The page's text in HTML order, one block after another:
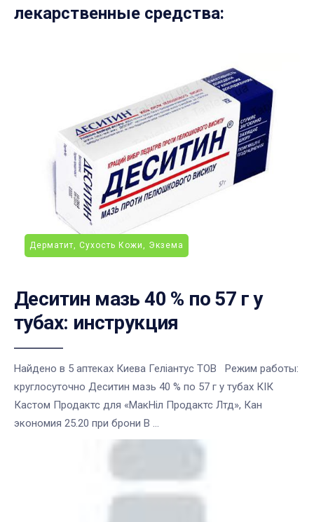
лекарственные средства:
Дерматит, Сухость Кожи, Экзема
Деситин мазь 40 % по 57 г у
тубах: инструкция
Найдено в 5 аптеках Киева Геліантус ТОВ Режим работы:
круглосуточно Деситин мазь 40 % по 57 г у тубах КІК
Кастом Продактс для «МакНіл Продактс Лтд», Кан
экономия 25.20 при брони В ...